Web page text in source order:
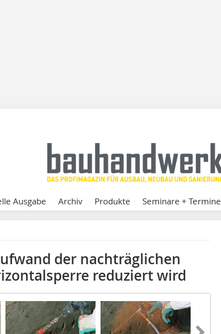
Ausgabe Archiv Produkte Seminare + Termine
der nachträglichen
reduziert wird